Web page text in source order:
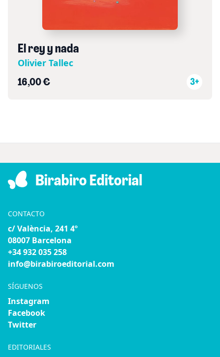
El rey y nada
Olivier Tallec
16,00 € 3+
Birabiro Editorial
CONTACTO
c/ València, 241 4º
08007 Barcelona
+34 932 035 258
info@birabiroeditorial.com
SÍGUENOS
Instagram
Facebook
Twitter
EDITORIALES